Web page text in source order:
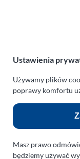
Ustawienia
Używamy plików
poprawy komfortu
Masz prawo
będziemy używać